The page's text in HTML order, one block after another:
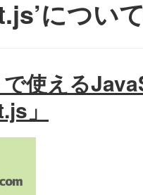
につい
使える
」